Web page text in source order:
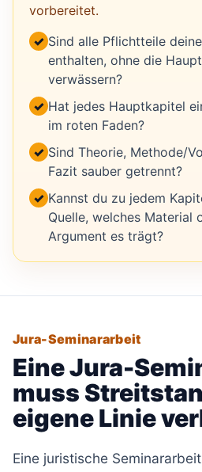
vorbereitet.
✓ Sind alle Pflichtteile
enthalten, ohne die
verwässern?
✓ Hat jedes Hauptkapitel
im roten Faden?
✓ Sind Theorie, Methode/
Fazit sauber getrennt?
✓ Kannst du zu jedem
Quelle, welches Material
Argument es trägt?
Jura-Seminararbeit
Eine Jura-
muss
eigene Linie
Eine juristische